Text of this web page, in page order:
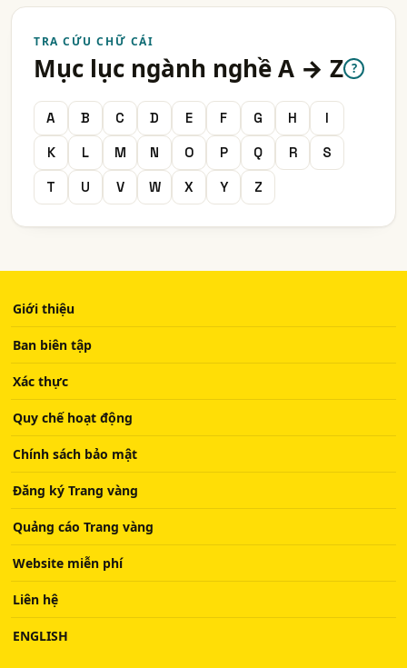
TRA CỨU CHỮ CÁI
Mục lục ngành nghề A → Z ?
A B C D E F G H
I
K
L M N O P Q R
S
T
U V W X Y Z
Giới thiệu
Ban biên tập
Xác thực
Quy chế hoạt động
Chính sách bảo mật
Đăng ký Trang vàng
Quảng cáo Trang vàng
Website miễn phí
Liên hệ
ENGLISH